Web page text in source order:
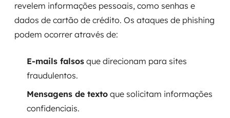
revelem informações pessoais, como senhas e
dados de cartão de crédito. Os ataques de phishing
podem ocorrer através de:
E-mails falsos que direcionam para sites
fraudulentos.
Mensagens de texto que solicitam informações
confidenciais.